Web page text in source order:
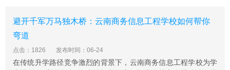
学新思路，与省内外经济类高校联会开办函授专、本科班
及远程教育，现有在校专、本科生1669人。
1977年，学校被确定为云南省工商管理定点培训院校;200
2年，学校建立了国家级计算机职业资格培训站和考试站;2
避开千军万马独木桥：云南商务信息工程学校如何帮你
弯道
点击：1826 发布时间：06-24
在传统升学路径竞争激烈的背景下，云南商务信息工程学校为学